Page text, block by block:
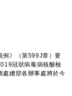
》（第599J章）要
冠狀病毒病核酸檢
處總部各辦事處將於今